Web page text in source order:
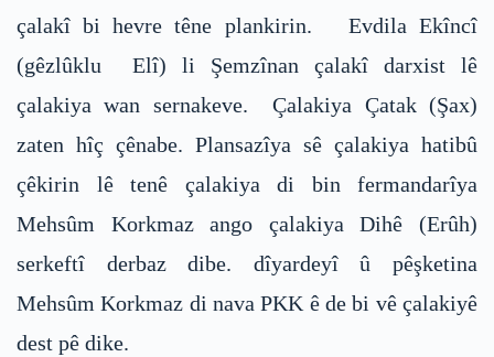
çalakî bi hevre têne plankirin. Evdila Ekîncî
(gêzlûklu Elî) li Şemzînan çalakî darxist lê
çalakiya wan sernakeve. Çalakiya Çatak (Şax)
zaten hîç çênabe. Plansazîya sê çalakiya hatibû
çêkirin lê tenê çalakiya di bin fermandarîya
Mehsûm Korkmaz ango çalakiya Dihê (Erûh)
serkeftî derbaz dibe. dîyardeyî û pêşketina
Mehsûm Korkmaz di nava PKK ê de bi vê çalakiyê
dest pê dike.